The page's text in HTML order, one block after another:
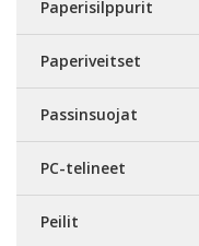
Paperisilppurit
Paperiveitset
Passinsuojat
PC-telineet
Peilit